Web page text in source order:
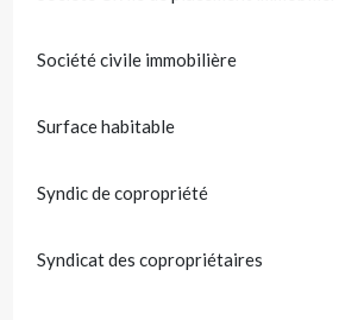
Société civile immobilière
Surface habitable
Syndic de copropriété
Syndicat des copropriétaires